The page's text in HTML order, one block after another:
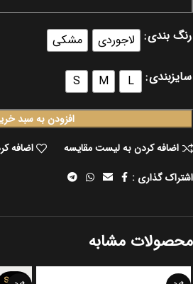
رنگ بندی لاجوردی مشکی
سایزبندی L
M
S
افزودن به سبد
اضافه کردن به لیست مقایسه
اضافه
اشتراک گذاری :
محصولات مشابه
SOLD